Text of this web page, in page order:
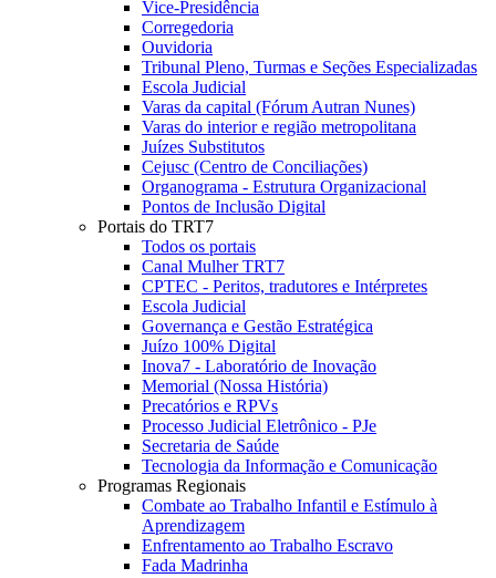
Vice-Presidência
Corregedoria
Ouvidoria
Tribunal Pleno, Turmas e Seções Especializadas
Escola Judicial
Varas da capital (Fórum Autran Nunes)
Varas do interior e região metropolitana
Juízes Substitutos
Cejusc (Centro de Conciliações)
Organograma - Estrutura Organizacional
Pontos de Inclusão Digital
Portais do TRT7
Todos os portais
Canal Mulher TRT7
CPTEC - Peritos, tradutores e Intérpretes
Escola Judicial
Governança e Gestão Estratégica
Juízo 100% Digital
Inova7 - Laboratório de Inovação
Memorial (Nossa História)
Precatórios e RPVs
Processo Judicial Eletrônico - PJe
Secretaria de Saúde
Tecnologia da Informação e Comunicação
Programas Regionais
Combate ao Trabalho Infantil e Estímulo à
Aprendizagem
Enfrentamento ao Trabalho Escravo
Fada Madrinha